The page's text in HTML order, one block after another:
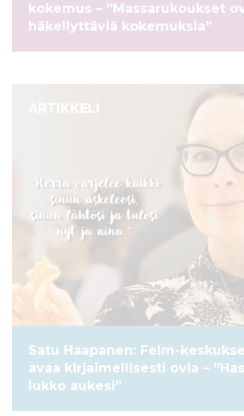
kokemus – ”Massarukoukset
häkellyttäviä kokemuksia”
ARTIKKELI
Satu Haapanen: Felm-
avaa kirjaimellisesti ovia –
lukko aukesi”